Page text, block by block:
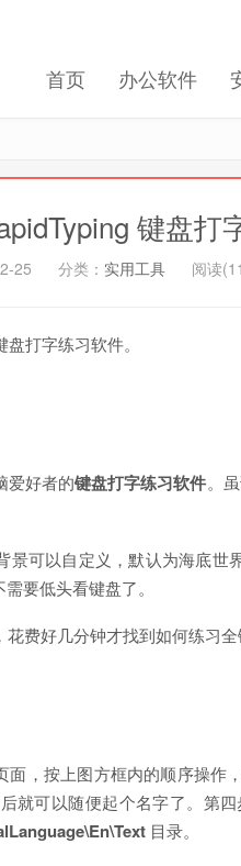
首页 办公软件
键盘打
25 分类： 实用工具 阅读
打字练习软件。
爱好者的键盘打字练习软件。
景可以自定义，默认为海底
要低头看键盘了。
花费好几分钟才找到如何练习
面，按上图方框内的顺序操作
就可以随便起个名字了。第
目录。